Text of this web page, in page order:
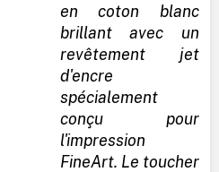
en coton blanc
brillant avec un
revêtement jet
d'encre
spécialement
conçu pour
l'impression
FineArt. Le toucher